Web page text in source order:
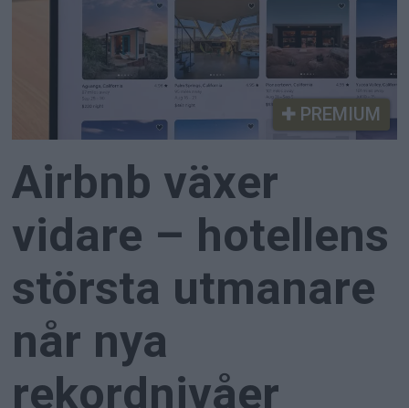
PREMIUM
Airbnb växer
vidare – hotellens
största utmanare
når nya
rekordnivåer